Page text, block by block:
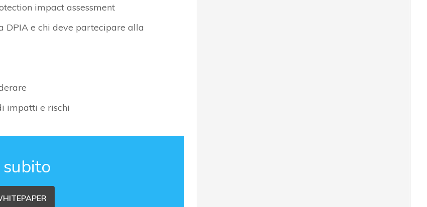
impact assessment
DPIA e chi deve partecipare alla
impatti e rischi
subito